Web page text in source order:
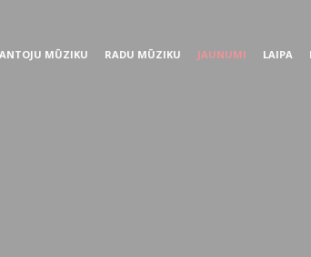
MŪZIKU RADU MŪZIKU JAUNUMI LAIPA